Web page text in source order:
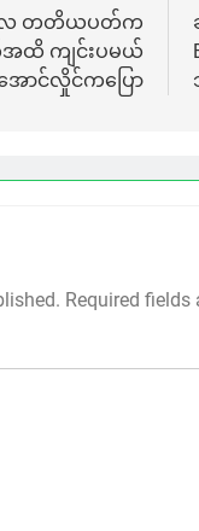
ာလ တတိယပတ်က
အထိ ကျင်းပမယ်
ောင်လှိုင်ကပြော
Required fields